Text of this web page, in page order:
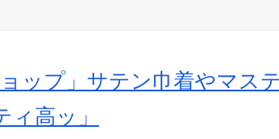
ョップ」サテン巾着やマス
高ッ」